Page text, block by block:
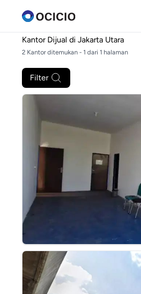
Kantor Dijual di Jakarta Utara
2 Kantor ditemukan - 1 dari 1 halaman
Filter